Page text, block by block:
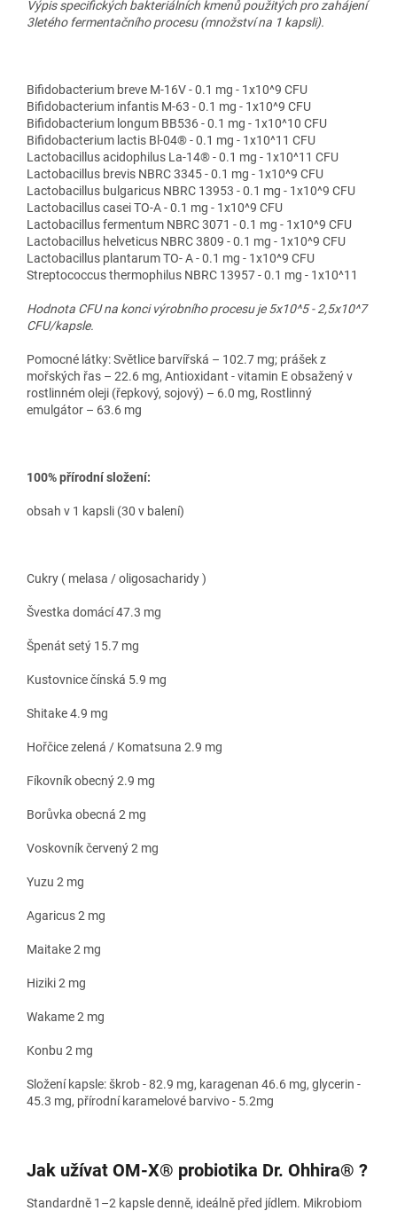
Výpis specifických bakteriálních kmenů použitých pro zahájení
3letého fermentačního procesu (množství na 1 kapsli).
Bifidobacterium breve M-16V - 0.1 mg - 1x10^9 CFU
Bifidobacterium infantis M-63 - 0.1 mg - 1x10^9 CFU
Bifidobacterium longum BB536 - 0.1 mg - 1x10^10 CFU
Bifidobacterium lactis Bl-04® - 0.1 mg - 1x10^11 CFU
Lactobacillus acidophilus La-14® - 0.1 mg - 1x10^11 CFU
Lactobacillus brevis NBRC 3345 - 0.1 mg - 1x10^9 CFU
Lactobacillus bulgaricus NBRC 13953 - 0.1 mg - 1x10^9 CFU
Lactobacillus casei TO-A - 0.1 mg - 1x10^9 CFU
Lactobacillus fermentum NBRC 3071 - 0.1 mg - 1x10^9 CFU
Lactobacillus helveticus NBRC 3809 - 0.1 mg - 1x10^9 CFU
Lactobacillus plantarum TO- A - 0.1 mg - 1x10^9 CFU
Streptococcus thermophilus NBRC 13957 - 0.1 mg - 1x10^11
Hodnota CFU na konci výrobního procesu je 5x10^5 - 2,5x10^7
CFU/kapsle.
Pomocné látky: Světlice barvířská – 102.7 mg; prášek z
mořských řas – 22.6 mg, Antioxidant - vitamin E obsažený v
rostlinném oleji (řepkový, sojový) – 6.0 mg, Rostlinný
emulgátor – 63.6 mg
100% přírodní složení:
obsah v 1 kapsli (30 v balení)
Cukry ( melasa / oligosacharidy )
Švestka domácí 47.3 mg
Špenát setý 15.7 mg
Kustovnice čínská 5.9 mg
Shitake 4.9 mg
Hořčice zelená / Komatsuna 2.9 mg
Fíkovník obecný 2.9 mg
Borůvka obecná 2 mg
Voskovník červený 2 mg
Yuzu 2 mg
Agaricus 2 mg
Maitake 2 mg
Hiziki 2 mg
Wakame 2 mg
Konbu 2 mg
Složení kapsle: škrob - 82.9 mg, karagenan 46.6 mg, glycerin -
45.3 mg, přírodní karamelové barvivo - 5.2mg
Jak užívat OM-X® probiotika Dr. Ohhira® ?
Standardně 1–2 kapsle denně, ideálně před jídlem. Mikrobiom